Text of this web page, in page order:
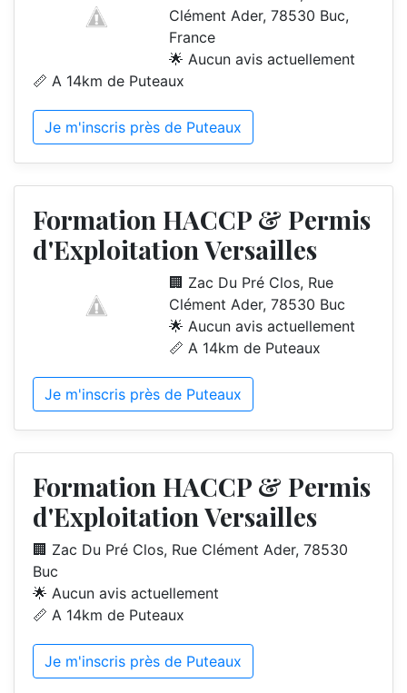
Clément Ader, 78530 Buc,
France
🌟 Aucun avis actuellement
📏 A 14km de Puteaux
Je m'inscris près de Puteaux
Formation HACCP & Permis
d'Exploitation Versailles
🏢 Zac Du Pré Clos, Rue
Clément Ader, 78530 Buc
🌟 Aucun avis actuellement
📏 A 14km de Puteaux
Je m'inscris près de Puteaux
Formation HACCP & Permis
d'Exploitation Versailles
🏢 Zac Du Pré Clos, Rue Clément Ader, 78530
Buc
🌟 Aucun avis actuellement
📏 A 14km de Puteaux
Je m'inscris près de Puteaux